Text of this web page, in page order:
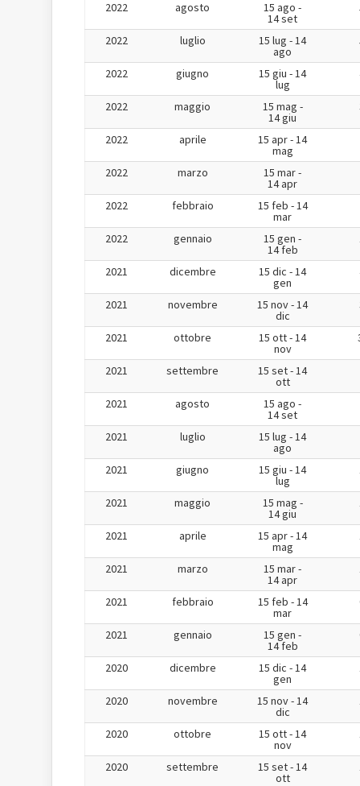
2022 agosto 15 ago -
14 set
2022 luglio 15 lug - 14
ago
2022 giugno 15 giu - 14
lug
2022 maggio 15 mag -
14 giu
2022 aprile 15 apr - 14
mag
2022 marzo 15 mar -
14 apr
2022 febbraio 15 feb - 14
mar
2022 gennaio 15 gen -
14 feb
2021 dicembre 15 dic - 14
gen
2021 novembre 15 nov - 14
dic
2021 ottobre 15 ott - 14
nov
2021 settembre 15 set - 14
ott
2021 agosto 15 ago -
14 set
2021 luglio 15 lug - 14
ago
2021 giugno 15 giu - 14
lug
2021 maggio 15 mag -
14 giu
2021 aprile 15 apr - 14
mag
2021 marzo 15 mar -
14 apr
2021 febbraio 15 feb - 14
mar
2021 gennaio 15 gen -
14 feb
2020 dicembre 15 dic - 14
gen
2020 novembre 15 nov - 14
dic
2020 ottobre 15 ott - 14
nov
2020 settembre 15 set - 14
ott